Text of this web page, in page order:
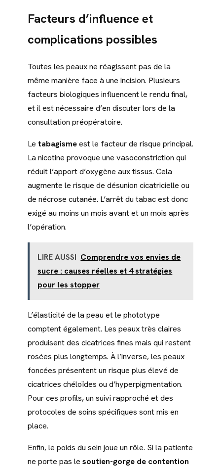
Facteurs d’influence et
complications possibles
Toutes les peaux ne réagissent pas de la
même manière face à une incision. Plusieurs
facteurs biologiques influencent le rendu final,
et il est nécessaire d’en discuter lors de la
consultation préopératoire.
Le tabagismeest le facteur de risque principal.
La nicotine provoque une vasoconstriction qui
réduit l’apport d’oxygène aux tissus. Cela
augmente le risque de désunion cicatricielle ou
de nécrose cutanée. L’arrêt du tabac est donc
exigé au moins un mois avant et un mois après
l’opération.
LIRE AUSSI Comprendre vos envies de
sucre : causes réelles et 4 stratégies
pour les stopper
L’élasticité de la peau et le phototype
comptent également. Les peaux très claires
produisent des cicatrices fines mais qui restent
rosées plus longtemps. À l’inverse, les peaux
foncées présentent un risque plus élevé de
cicatrices chéloïdes ou d’hyperpigmentation.
Pour ces profils, un suivi rapproché et des
protocoles de soins spécifiques sont mis en
place.
Enfin, le poids du sein joue un rôle. Si la patiente
ne porte pas le soutien-gorge de contention